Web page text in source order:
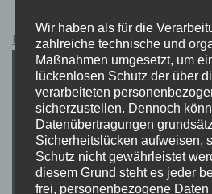
Pokémon Schwert und Schild
Wir haben als für die
zahlreiche technische und
Maßnahmen umgesetzt, um
lückenlosen Schutz der über
verarbeiteten
sicherzustellen. Dennoch
Datenübertragungen
Sicherheitslücken aufweisen,
Schutz nicht gewährleistet
diesem Grund steht es jeder
frei, personenbezogene Daten